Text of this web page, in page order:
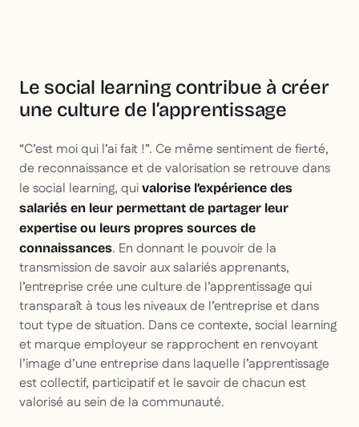
Le social learning contribue à créer
une culture de l’apprentissage
“C’est moi qui l’ai fait !”. Ce même sentiment de fierté,
de reconnaissance et de valorisation se retrouve dans
le social learning, qui valorise l’expérience des
salariés en leur permettant de partager leur
expertise ou leurs propres sources de
connaissances. En donnant le pouvoir de la
transmission de savoir aux salariés apprenants,
l’entreprise crée une culture de l’apprentissage qui
transparaît à tous les niveaux de l’entreprise et dans
tout type de situation. Dans ce contexte, social learning
et marque employeur se rapprochent en renvoyant
l’image d’une entreprise dans laquelle l’apprentissage
est collectif, participatif et le savoir de chacun est
valorisé au sein de la communauté.